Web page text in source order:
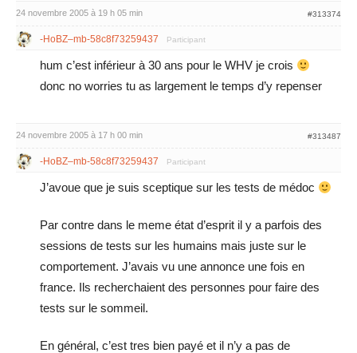
24 novembre 2005 à 19 h 05 min #313374
-HoBZ–mb-58c8f73259437 Participant
hum c’est inférieur à 30 ans pour le WHV je crois
donc no worries tu as largement le temps d’y repenser
24 novembre 2005 à 17 h 00 min #313487
-HoBZ–mb-58c8f73259437 Participant
J’avoue que je suis sceptique sur les tests de médoc
Par contre dans le meme état d’esprit il y a parfois des
sessions de tests sur les humains mais juste sur le
comportement. J’avais vu une annonce une fois en
france. Ils recherchaient des personnes pour faire des
tests sur le sommeil.
En général, c’est tres bien payé et il n’y a pas de